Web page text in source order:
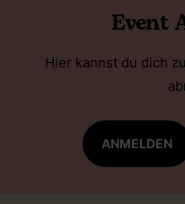
Event
Hier kannst du dich
ANMELDEN